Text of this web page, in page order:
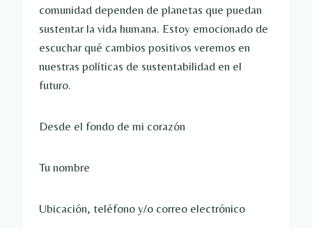
comunidad dependen de planetas que puedan
sustentar la vida humana. Estoy emocionado de
escuchar qué cambios positivos veremos en
nuestras políticas de sustentabilidad en el
futuro.
Desde el fondo de mi corazón
Tu nombre
Ubicación, teléfono y/o correo electrónico